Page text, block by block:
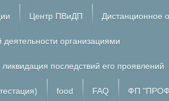
Центр ПВиДП Дистанционное
организациями
последствий его проявлений
food FAQ ФП